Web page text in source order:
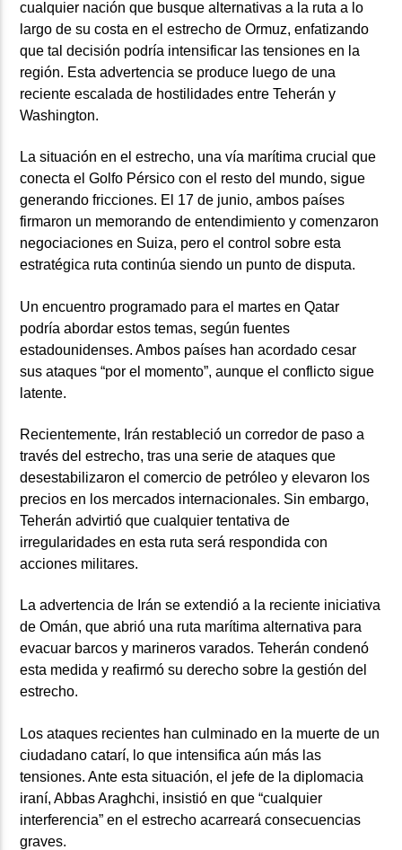
cualquier nación que busque alternativas a la ruta a lo
largo de su costa en el estrecho de Ormuz, enfatizando
que tal decisión podría intensificar las tensiones en la
región. Esta advertencia se produce luego de una
reciente escalada de hostilidades entre Teherán y
Washington.
La situación en el estrecho, una vía marítima crucial que
conecta el Golfo Pérsico con el resto del mundo, sigue
generando fricciones. El 17 de junio, ambos países
firmaron un memorando de entendimiento y comenzaron
negociaciones en Suiza, pero el control sobre esta
estratégica ruta continúa siendo un punto de disputa.
Un encuentro programado para el martes en Qatar
podría abordar estos temas, según fuentes
estadounidenses. Ambos países han acordado cesar
sus ataques “por el momento”, aunque el conflicto sigue
latente.
Recientemente, Irán restableció un corredor de paso a
través del estrecho, tras una serie de ataques que
desestabilizaron el comercio de petróleo y elevaron los
precios en los mercados internacionales. Sin embargo,
Teherán advirtió que cualquier tentativa de
irregularidades en esta ruta será respondida con
acciones militares.
La advertencia de Irán se extendió a la reciente iniciativa
de Omán, que abrió una ruta marítima alternativa para
evacuar barcos y marineros varados. Teherán condenó
esta medida y reafirmó su derecho sobre la gestión del
estrecho.
Los ataques recientes han culminado en la muerte de un
ciudadano catarí, lo que intensifica aún más las
tensiones. Ante esta situación, el jefe de la diplomacia
iraní, Abbas Araghchi, insistió en que “cualquier
interferencia” en el estrecho acarreará consecuencias
graves.